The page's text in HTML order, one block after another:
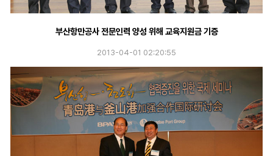
부산항만공사 전문인력 양성 위해 교육지원금 기증
2013-04-01 02:20:55